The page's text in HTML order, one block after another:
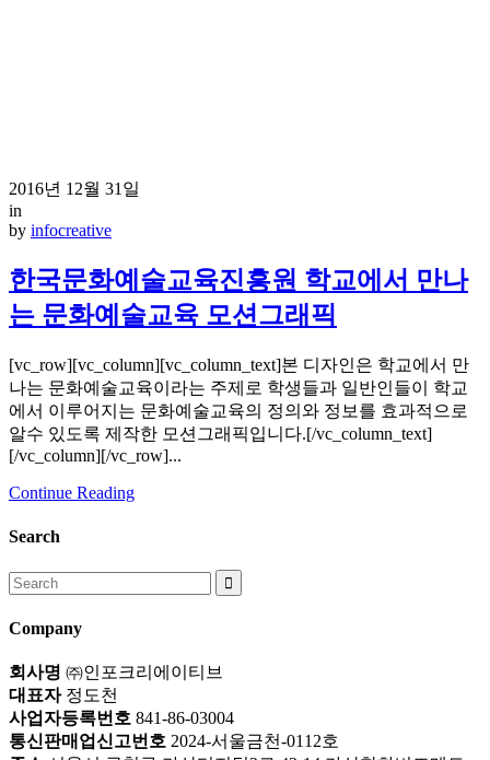
2016년 12월 31일
in
by infocreative
한국문화예술교육진흥원 학교에서 만나
는 문화예술교육 모션그래픽
[vc_row][vc_column][vc_column_text]본 디자인은 학교에서 만
나는 문화예술교육이라는 주제로 학생들과 일반인들이 학교
에서 이루어지는 문화예술교육의 정의와 정보를 효과적으로
알수 있도록 제작한 모션그래픽입니다.[/vc_column_text]
[/vc_column][/vc_row]...
Continue Reading
Search
Search
for:
Company
회사명 ㈜인포크리에이티브
대표자정도천
사업자등록번호 841-86-03004
통신판매업신고번호 2024-서울금천-0112호